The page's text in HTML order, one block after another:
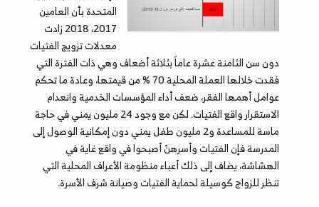
المتحدة بأن العامين
2017، 2018 زادت
معدلات تزويج الفتيات
دون سن الثامنة عشرة عاماً بثلاثة أضعاف وهي ذات الفترة التي
فقدت خلالها العملة المحلية 70 % من قيمتها، وعادة ما تحكم
عوامل أهمها الفقر، ضعف أداء المؤسسات الخدمية وانعدام
الاستقرار واقع الفتيات. لكن مع وجود 24 مليون يمني في حاجة
ماسة للمساعدة و2 مليون طفل يمني دون إمكانية الوصول إلى
المدرسة فإن الفتيات وأسرهنّ أصبحوا في واقع غاية في
الهشاشة، يضاف إلى ذلك أعباء منظومة الأعراف المحلية التي
تنظر للزواج كوسيلة لحماية الفتيات وصيانة شرف الأسرة.